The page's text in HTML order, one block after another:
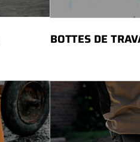
BOTTES DE